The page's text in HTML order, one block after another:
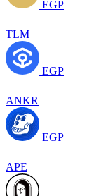
EGP
TLM
EGP
ANKR
EGP
APE